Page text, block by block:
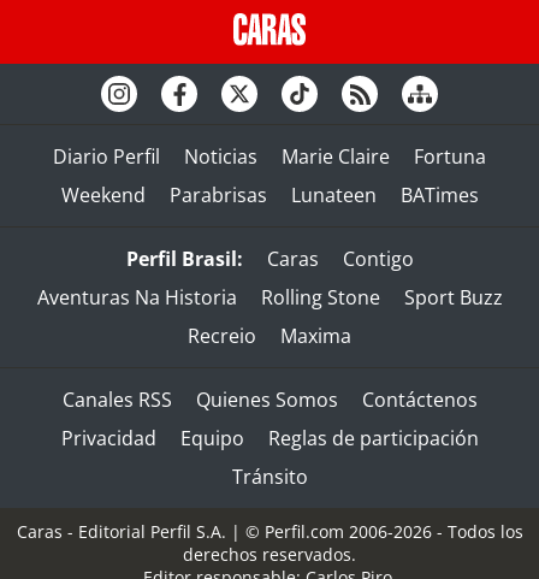
Diario Perfil Noticias Marie Claire
Fortuna
Weekend
Parabrisas Lunateen BATimes
Perfil Brasil: Caras
Contigo
Aventuras Na Historia
Rolling Stone
Sport Buzz
Recreio
Maxima
Canales RSS Quienes Somos
Contáctenos
Privacidad
Equipo
Reglas de participación
Tránsito
Caras - Editorial Perfil S.A. | © Perfil.com 2006-2026 - Todos los
derechos reservados.